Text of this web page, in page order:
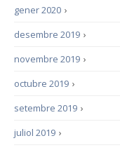
›
gener 2020
›
desembre 2019
›
novembre 2019
›
octubre 2019
›
setembre 2019
›
juliol 2019